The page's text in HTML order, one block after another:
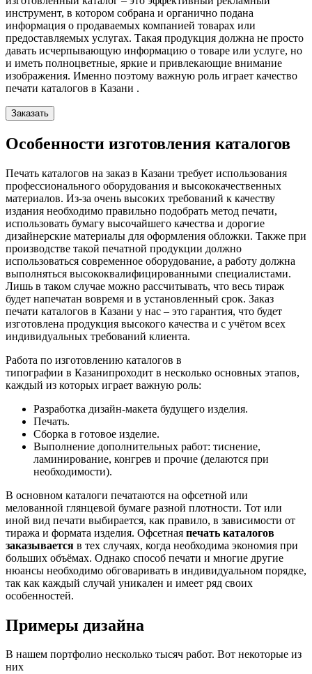
инструмент, в котором собрана и органично подана
информация о продаваемых компанией товарах или
предоставляемых услугах. Такая продукция должна не просто
давать исчерпывающую информацию о товаре или услуге, но
и иметь полноцветные, яркие и привлекающие внимание
изображения. Именно поэтому важную роль играет качество
печати каталогов в Казани .
Заказать
Особенности изготовления каталогов
Печать каталогов на заказ в Казани требует использования
профессионального оборудования и высококачественных
материалов. Из-за очень высоких требований к качеству
издания необходимо правильно подобрать метод печати,
использовать бумагу высочайшего качества и дорогие
дизайнерские материалы для оформления обложки. Также при
производстве такой печатной продукции должно
использоваться современное оборудование, а работу должна
выполняться высококвалифицированными специалистами.
Лишь в таком случае можно рассчитывать, что весь тираж
будет напечатан вовремя и в установленный срок. Заказ
печати каталогов в Казани у нас – это гарантия, что будет
изготовлена продукция высокого качества и с учётом всех
индивидуальных требований клиента.
Работа по изготовлению каталогов в
типографии в Казанипроходит в несколько основных этапов,
каждый из которых играет важную роль:
Разработка дизайн-макета будущего изделия.
Печать.
Сборка в готовое изделие.
Выполнение дополнительных работ: тиснение,
ламинирование, конгрев и прочие (делаются при
необходимости).
В основном каталоги печатаются на офсетной или
мелованной глянцевой бумаге разной плотности. Тот или
иной вид печати выбирается, как правило, в зависимости от
тиража и формата изделия. Офсетная печать каталогов
заказывается в тех случаях, когда необходима экономия при
больших объёмах. Однако способ печати и многие другие
нюансы необходимо обговаривать в индивидуальном порядке,
так как каждый случай уникален и имеет ряд своих
особенностей.
Примеры дизайна
В нашем портфолио несколько тысяч работ. Вот некоторые из
них